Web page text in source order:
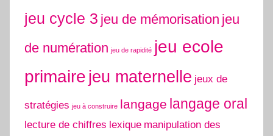
jeu cycle 3 jeu de mémorisation jeu
de numération jeu de rapidité jeu ecole
primairejeu maternelle jeux de
stratégies jeu à construire langage langage oral
lecture de chiffres lexique manipulation des